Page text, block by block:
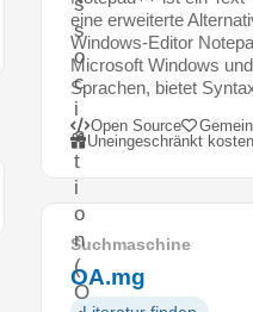
s
o
c
i
a
t
i
o
n
(
O
eine erweiterte
Windows-Editor
Microsoft Windows
Sprachen, bietet
Open Source
Uneingeschränkt
Suchmaschine
OA.mg